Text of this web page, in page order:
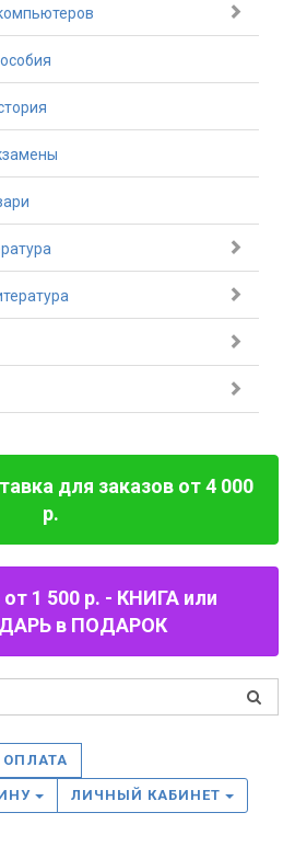
для заказов от 4 000
р.
1 500 р. - КНИГА или
в ПОДАРОК
ОПЛАТА
ЛИЧНЫЙ КАБИНЕТ